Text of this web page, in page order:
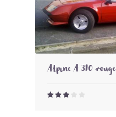
Alpine A 310 rouge